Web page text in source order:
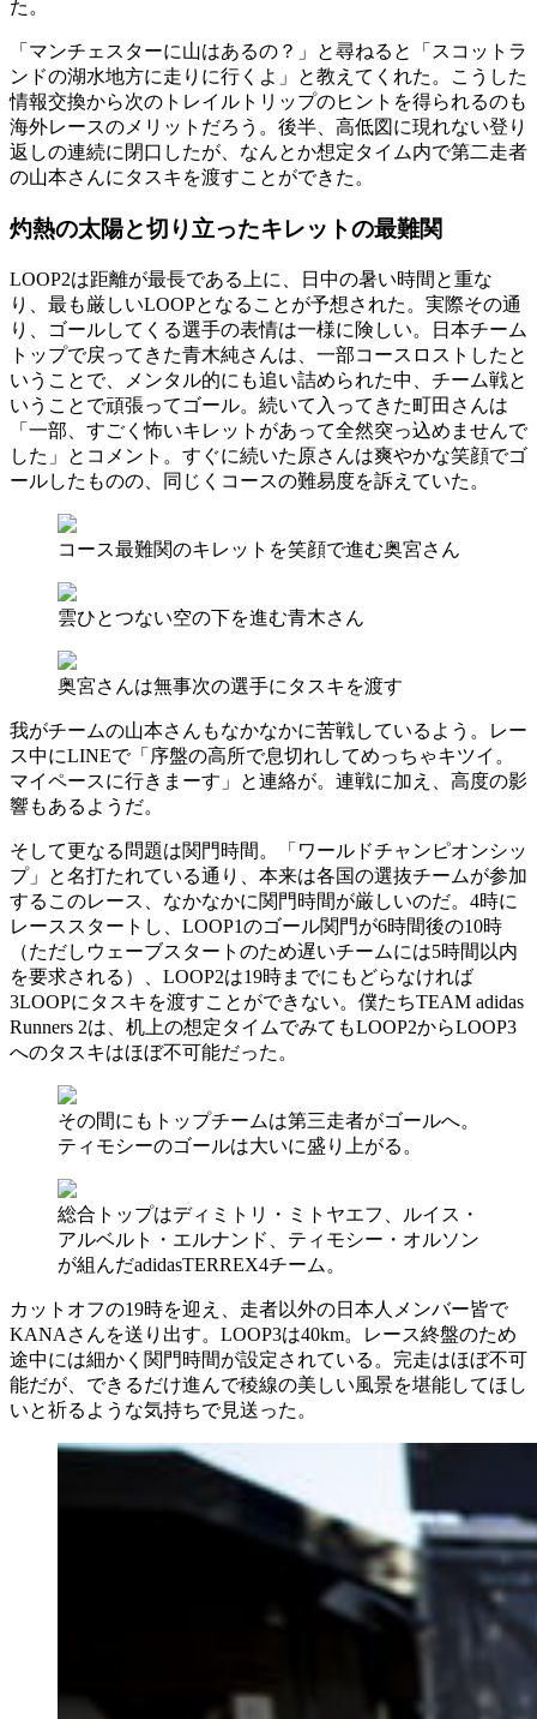
た。
「マンチェスターに山はあるの？」と尋ねると「スコットラ
ンドの湖水地方に走りに行くよ」と教えてくれた。こうした
情報交換から次のトレイルトリップのヒントを得られるのも
海外レースのメリットだろう。後半、高低図に現れない登り
返しの連続に閉口したが、なんとか想定タイム内で第二走者
の山本さんにタスキを渡すことができた。
灼熱の太陽と切り立ったキレットの最難関
LOOP2は距離が最長である上に、日中の暑い時間と重な
り、最も厳しいLOOPとなることが予想された。実際その通
り、ゴールしてくる選手の表情は一様に険しい。日本チーム
トップで戻ってきた青木純さんは、一部コースロストしたと
いうことで、メンタル的にも追い詰められた中、チーム戦と
いうことで頑張ってゴール。続いて入ってきた町田さんは
「一部、すごく怖いキレットがあって全然突っ込めませんで
した」とコメント。すぐに続いた原さんは爽やかな笑顔でゴ
ールしたものの、同じくコースの難易度を訴えていた。
コース最難関のキレットを笑顔で進む奥宮さん
雲ひとつない空の下を進む青木さん
奥宮さんは無事次の選手にタスキを渡す
我がチームの山本さんもなかなかに苦戦しているよう。レー
ス中にLINEで「序盤の高所で息切れしてめっちゃキツイ。
マイペースに行きまーす」と連絡が。連戦に加え、高度の影
響もあるようだ。
そして更なる問題は関門時間。「ワールドチャンピオンシッ
プ」と名打たれている通り、本来は各国の選抜チームが参加
するこのレース、なかなかに関門時間が厳しいのだ。4時に
レーススタートし、LOOP1のゴール関門が6時間後の10時
（ただしウェーブスタートのため遅いチームには5時間以内
を要求される）、LOOP2は19時までにもどらなければ
3LOOPにタスキを渡すことができない。僕たちTEAM adidas
Runners 2は、机上の想定タイムでみてもLOOP2からLOOP3
へのタスキはほぼ不可能だった。
その間にもトップチームは第三走者がゴールへ。
ティモシーのゴールは大いに盛り上がる。
総合トップはディミトリ・ミトヤエフ、ルイス・
アルベルト・エルナンド、ティモシー・オルソン
が組んだadidasTERREX4チーム。
カットオフの19時を迎え、走者以外の日本人メンバー皆で
KANAさんを送り出す。LOOP3は40km。レース終盤のため
途中には細かく関門時間が設定されている。完走はほぼ不可
能だが、できるだけ進んで稜線の美しい風景を堪能してほし
いと祈るような気持ちで見送った。